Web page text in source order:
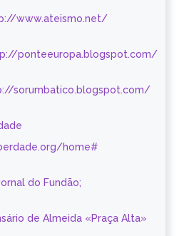
www.ateismo.net/
ponteeuropa.blogspot.com/
sorumbatico.blogspot.com/
home#
do Fundão;
de Almeida «Praça Alta»